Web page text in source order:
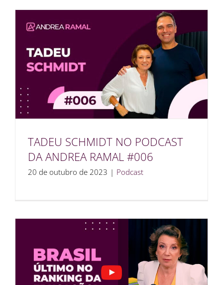
TADEU SCHMIDT NO PODCAST
DA ANDREA RAMAL #006
20 de outubro de 2023 | Podcast